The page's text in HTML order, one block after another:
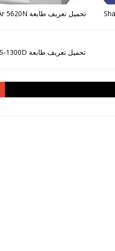
تحميل تعريف طابعة Sharp Ar 5620N
تحميل تعريف طابعة Kyocera FS-1300D